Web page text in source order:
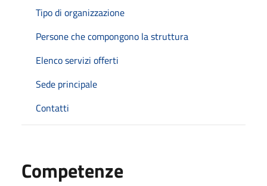
Tipo di organizzazione
Persone che compongono la struttura
Elenco servizi offerti
Sede principale
Contatti
Competenze